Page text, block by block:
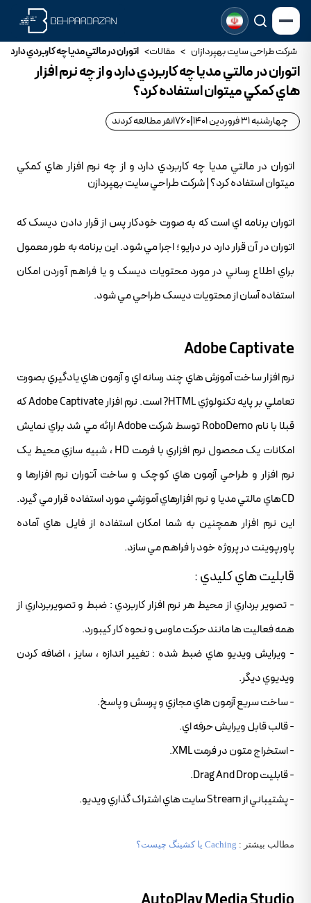
شرکت طراحی سایت بهپردازان > مقالات> اتوران در مالتي مديا چه کاربردي دارد
اتوران در مالتي مديا چه کاربردي دارد و از چه نرم افزار
هاي کمکي ميتوان استفاده کرد؟
چهارشنبه 31 فروردین 1401 1760نفر مطالعه کردند
اتوران در مالتي مديا چه کاربردي دارد و از چه نرم افزار هاي کمکي
ميتوان استفاده کرد؟ | شرکت طراحي سايت بهپردازن
اتوران برنامه اي است که به صورت خودکار پس از قرار دادن ديسک که
اتوران در آن قرار دارد در درايو ؛ اجرا مي شود. اين برنامه به طور معمول
براي اطلاع رساني در مورد محتويات ديسک و يا فراهم آوردن امکان
استفاده آسان از محتويات ديسک طراحي مي شود.
Adobe Captivate
نرم افزار ساخت آموزش هاي چند رسانه اي و آزمون هاي يادگيري بصورت
تعاملي بر پايه تکنولوژي HTML? است. نرم افزار Adobe Captivate که
قبلا با نام RoboDemo توسط شرکت Adobe ارائه مي شد براي نمايش
امکانات يک محصول نرم افزاري با فرمت HD ، شبيه سازي محيط يک
نرم افزار و طراحي آزمون هاي کوچک و ساخت آتوران نرم افزارها و
CD‌هاي مالتي مديا و نرم افزارهاي آموزشي مورد استفاده قرار مي گيرد.
اين نرم افزار همچنين به شما امکان استفاده از فايل هاي آماده
پاورپوينت در پروژه خود را فراهم مي سازد.
قابليت هاي کليدي :
- تصوير برداري از محيط هر نرم افزار کاربردي : ضبط و تصويربرداري از
همه فعاليت ها مانند حرکت ماوس و نحوه کار کيبورد.
- ويرايش ويديو هاي ضبط شده : تغيير اندازه ، سايز ، اضافه کردن
ويديوي ديگر.
- ساخت سريع آزمون هاي مجازي و پرسش و پاسخ.
- قالب قابل ويرايش حرفه اي.
- استخراج متون در فرمت XML.
- قابليت Drag And Drop.
- پشتيباني از Stream سايت هاي اشتراک گذاري ويديو.
مطالب بيشتر : Caching يا کشينگ چيست؟